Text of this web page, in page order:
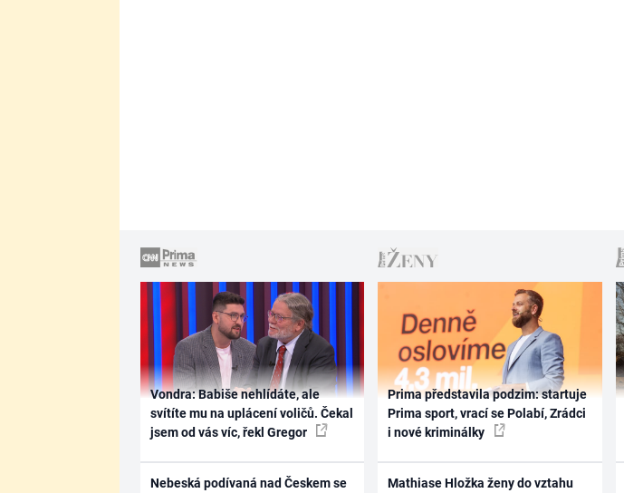
Vondra: Babiše nehlídáte, ale
svítíte mu na uplácení voličů. Čekal
jsem od vás víc, řekl Gregor
Nebeská podívaná nad Českem se
Prima představila podzim: startuje
Prima sport, vrací se Polabí, Zrádci
i nové kriminálky
Mathiase Hložka ženy do vztahu